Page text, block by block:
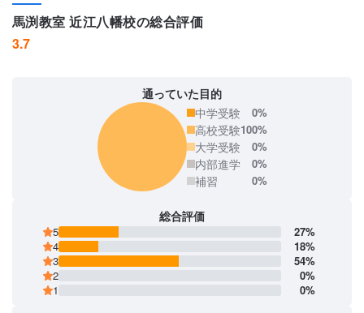
馬渕教室 近江八幡校の総合評価
3.7
通っていた目的
中学受験
0%
高校受験100%
大学受験 0%
内部進学 0%
補習 0%
総合評価
5
27%
4
18%
3
54%
2
0%
1
0%